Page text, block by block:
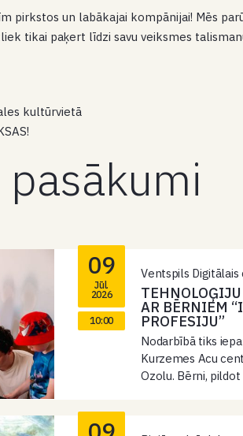
pirkstos un labākajai kompānijai! Mēs
tikai paķert līdzi savu veiksmes
kultūrvietā
09
Jūl.
2026
10:00
Ventspils Digitālais
AR BĒRNIEM
PROFESIJU”
Nodarbībā tiks
Kurzemes Acu
Ozolu. Bērni, pildot